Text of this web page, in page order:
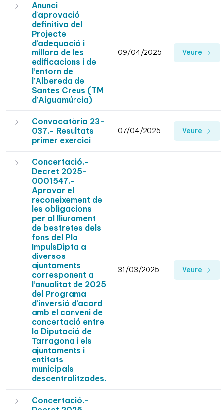
Anunci
d'aprovació
definitiva del
Projecte
d’adequació i
millora de les
edificacions i de
l’entorn de
l’Albereda de
Santes Creus (TM
d’Aiguamúrcia)
09/04/2025 Veure
Convocatòria 23-
037.- Resultats
primer exercici
07/04/2025 Veure
Concertació.-
Decret 2025-
0001547.-
Aprovar el
reconeixement de
les obligacions
per al lliurament
de bestretes dels
fons del Pla
ImpulsDipta a
diversos
ajuntaments
corresponent a
l’anualitat de 2025
del Programa
d’inversió d’acord
amb el conveni de
concertació entre
la Diputació de
Tarragona i els
ajuntaments i
entitats
municipals
descentralitzades.
31/03/2025 Veure
Concertació.-